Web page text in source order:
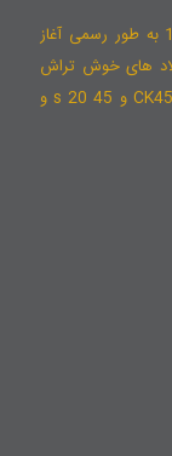
مجموعه فولاد پایتخت فعالیت خود را از سال 1380 به طور رسمی آغاز
های خوش تراش
اتومات (0718/1) و انواع فولادهای آلیاژی از قبیل CK45 و 45 s 20 و